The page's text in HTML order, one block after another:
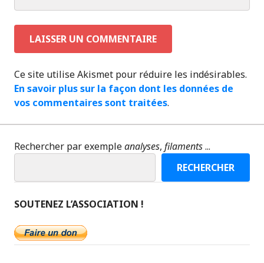
Ce site utilise Akismet pour réduire les indésirables.
En savoir plus sur la façon dont les données de
vos commentaires sont traitées.
Rechercher par exempleanalyses, filaments...
RECHERCHER
SOUTENEZ L’ASSOCIATION !